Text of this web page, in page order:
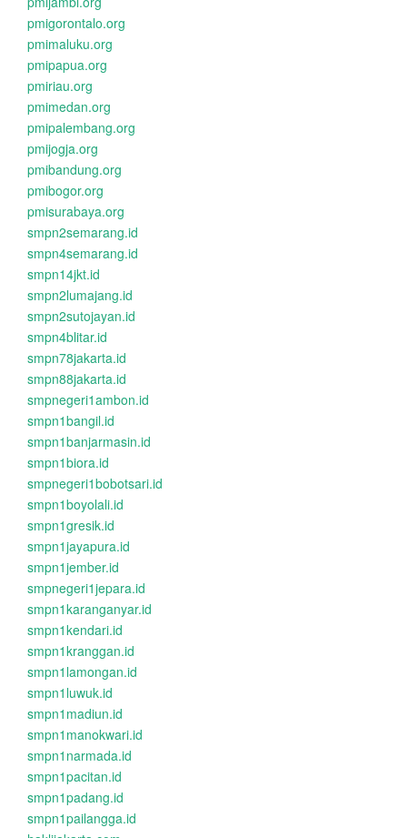
pmigorontalo.org
pmimaluku.org
pmipapua.org
pmiriau.org
pmimedan.org
pmipalembang.org
pmijogja.org
pmibandung.org
pmibogor.org
pmisurabaya.org
smpn2semarang.id
smpn4semarang.id
smpn14jkt.id
smpn2lumajang.id
smpn2sutojayan.id
smpn4blitar.id
smpn78jakarta.id
smpn88jakarta.id
smpnegeri1ambon.id
smpn1bangil.id
smpn1banjarmasin.id
smpn1biora.id
smpnegeri1bobotsari.id
smpn1boyolali.id
smpn1gresik.id
smpn1jayapura.id
smpn1jember.id
smpnegeri1jepara.id
smpn1karanganyar.id
smpn1kendari.id
smpn1kranggan.id
smpn1lamongan.id
smpn1luwuk.id
smpn1madiun.id
smpn1manokwari.id
smpn1narmada.id
smpn1pacitan.id
smpn1padang.id
smpn1pailangga.id